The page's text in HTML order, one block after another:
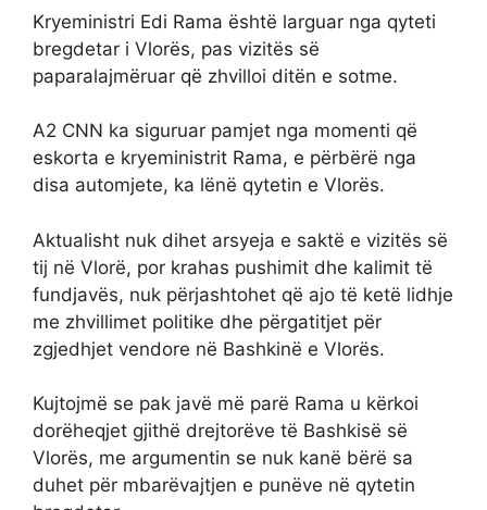
Kryeministri Edi Rama është larguar nga qyteti
bregdetar i Vlorës, pas vizitës së
paparalajmëruar që zhvilloi ditën e sotme.
A2 CNN ka siguruar pamjet nga momenti që
eskorta e kryeministrit Rama, e përbërë nga
disa automjete, ka lënë qytetin e Vlorës.
Aktualisht nuk dihet arsyeja e saktë e vizitës së
tij në Vlorë, por krahas pushimit dhe kalimit të
fundjavës, nuk përjashtohet që ajo të ketë lidhje
me zhvillimet politike dhe përgatitjet për
zgjedhjet vendore në Bashkinë e Vlorës.
Kujtojmë se pak javë më parë Rama u kërkoi
dorëheqjet gjithë drejtorëve të Bashkisë së
Vlorës, me argumentin se nuk kanë bërë sa
duhet për mbarëvajtjen e punëve në qytetin